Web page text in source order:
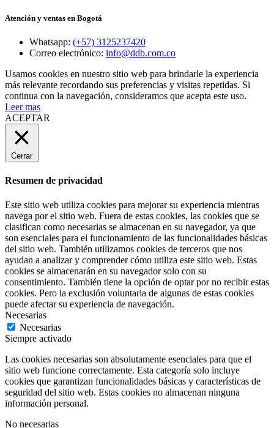
Atención y ventas en Bogotá
Whatsapp: (+57) 3125237420
Correo electrónico: info@ddb.com.co
Usamos cookies en nuestro sitio web para brindarle la experiencia
más relevante recordando sus preferencias y visitas repetidas. Si
continua con la navegación, consideramos que acepta este uso.
Leer mas
ACEPTAR
Cerrar
Resumen de privacidad
Este sitio web utiliza cookies para mejorar su experiencia mientras
navega por el sitio web. Fuera de estas cookies, las cookies que se
clasifican como necesarias se almacenan en su navegador, ya que
son esenciales para el funcionamiento de las funcionalidades básicas
del sitio web. También utilizamos cookies de terceros que nos
ayudan a analizar y comprender cómo utiliza este sitio web. Estas
cookies se almacenarán en su navegador solo con su
consentimiento. También tiene la opción de optar por no recibir estas
cookies. Pero la exclusión voluntaria de algunas de estas cookies
puede afectar su experiencia de navegación.
Necesarias
Necesarias
Siempre activado
Las cookies necesarias son absolutamente esenciales para que el
sitio web funcione correctamente. Esta categoría solo incluye
cookies que garantizan funcionalidades básicas y características de
seguridad del sitio web. Estas cookies no almacenan ninguna
información personal.
No necesarias